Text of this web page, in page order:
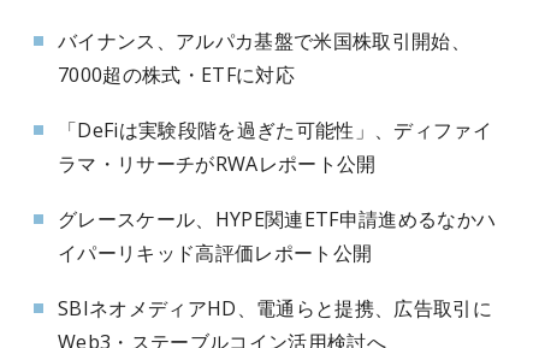
バイナンス、アルパカ基盤で米国株取引開始、
7000超の株式・ETFに対応
「DeFiは実験段階を過ぎた可能性」、ディファイ
ラマ・リサーチがRWAレポート公開
グレースケール、HYPE関連ETF申請進めるなかハ
イパーリキッド高評価レポート公開
SBIネオメディアHD、電通らと提携、広告取引に
Web3・ステーブルコイン活用検討へ